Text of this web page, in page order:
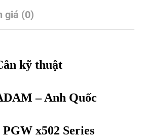
giá (0)
kỹ thuật
– Anh Quốc
x502 Series